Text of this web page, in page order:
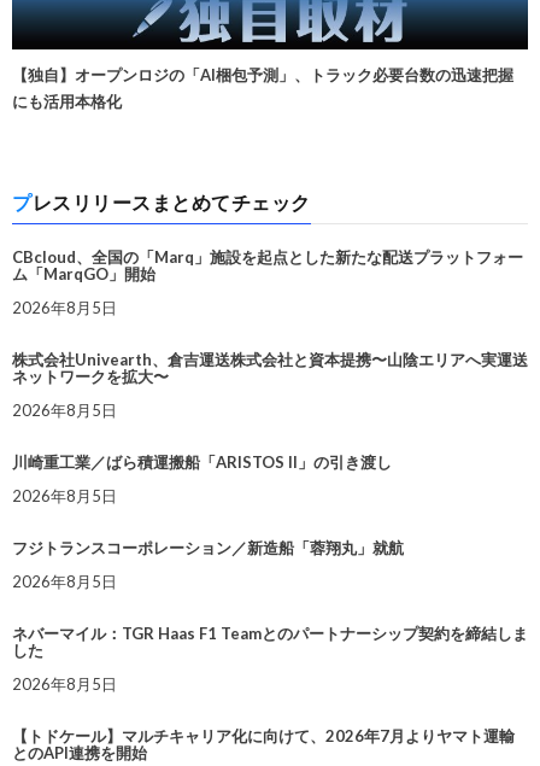
【独自】オープンロジの「AI梱包予測」、トラック必要台数の迅速把握
にも活用本格化
プレスリリースまとめてチェック
CBcloud、全国の「Marq」施設を起点とした新たな配送プラットフォー
ム「MarqGO」開始
2026年8月5日
株式会社Univearth、倉吉運送株式会社と資本提携〜山陰エリアへ実運送
ネットワークを拡大〜
2026年8月5日
川崎重工業／ばら積運搬船「ARISTOS II」の引き渡し
2026年8月5日
フジトランスコーポレーション／新造船「蓉翔丸」就航
2026年8月5日
ネバーマイル：TGR Haas F1 Teamとのパートナーシップ契約を締結しま
した
2026年8月5日
【トドケール】マルチキャリア化に向けて、2026年7月よりヤマト運輸
とのAPI連携を開始